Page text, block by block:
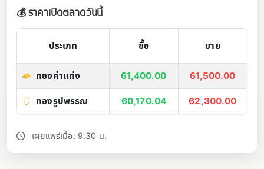
💰 ราคาเปิดตลาดวันนี้
ประเภท ซื้อ ขาย
ทองคำแท่ง 61,400.00 61,500.00
ทองรูปพรรณ 60,170.04 62,300.00
เผยแพร่เมื่อ: 9:30 น.